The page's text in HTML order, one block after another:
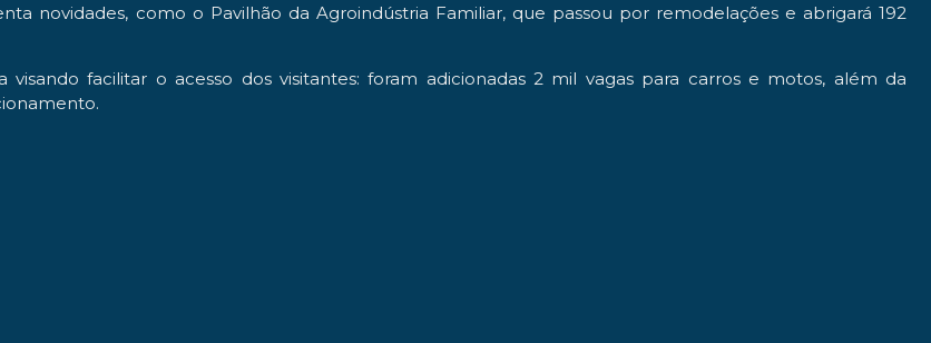
novidades, como o Pavilhão da Agroindústria Familiar, que passou por remodelações e abrigará 192
facilitar o acesso dos visitantes: foram adicionadas 2 mil vagas para carros e motos, além da